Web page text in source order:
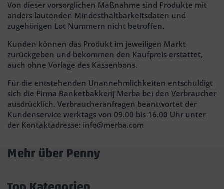
Von dieser vorsorglichen Maßnahme sind Produkte mit
anders lautenden Mindesthaltbarkeitsdaten und
zugehörigen Lot Nummern nicht betroffen.
Kunden können das Produkt im jeweiligen Markt
zurückgeben und bekommen den Kaufpreis erstattet,
auch ohne Vorlage des Kassenbons.
Für die entstehenden Unannehmlichkeiten entschuldigt
sich die Firma Banketbakkerij Merba bei den Verbraucher
ausdrücklich. Verbraucheranfragen beantwortet der
Kundenservice werktags von 09.00 bis 16.00 Uhr unter
der Kontaktadresse: info@merba.com
Mehr über Penny